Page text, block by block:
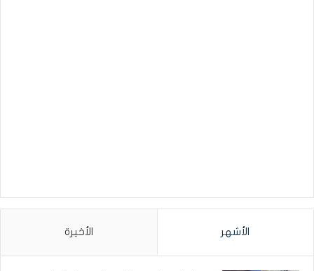
الأشهر الأخيرة